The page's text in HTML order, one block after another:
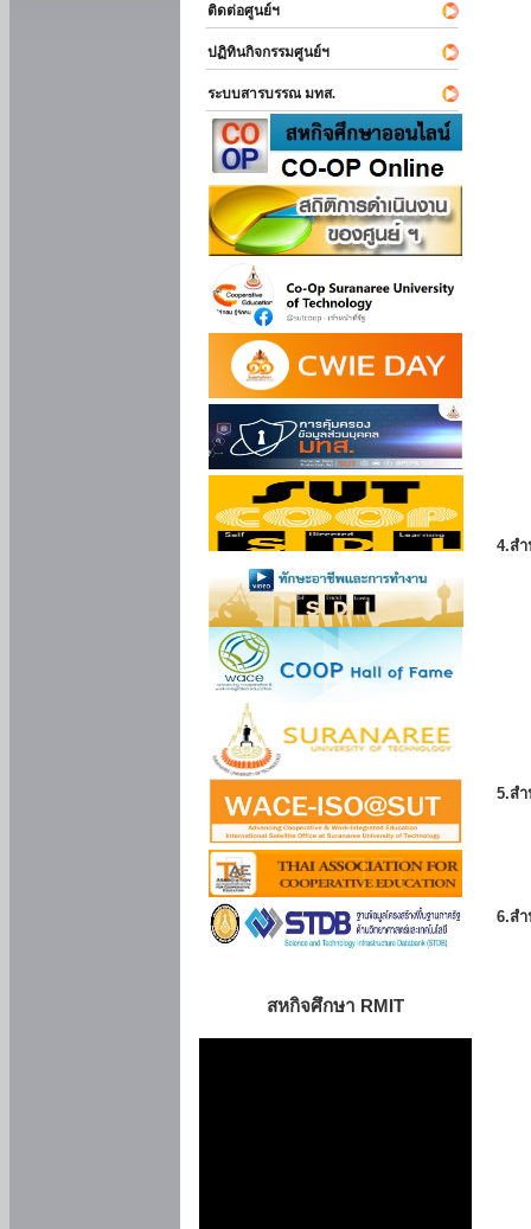
ติดต่อศูนย์ฯ
ปฏิทินกิจกรรมศูนย์ฯ
ระบบสารบรรณ มทส.
สหกิจศึกษา RMIT
4.ส
5.ส
6.ส